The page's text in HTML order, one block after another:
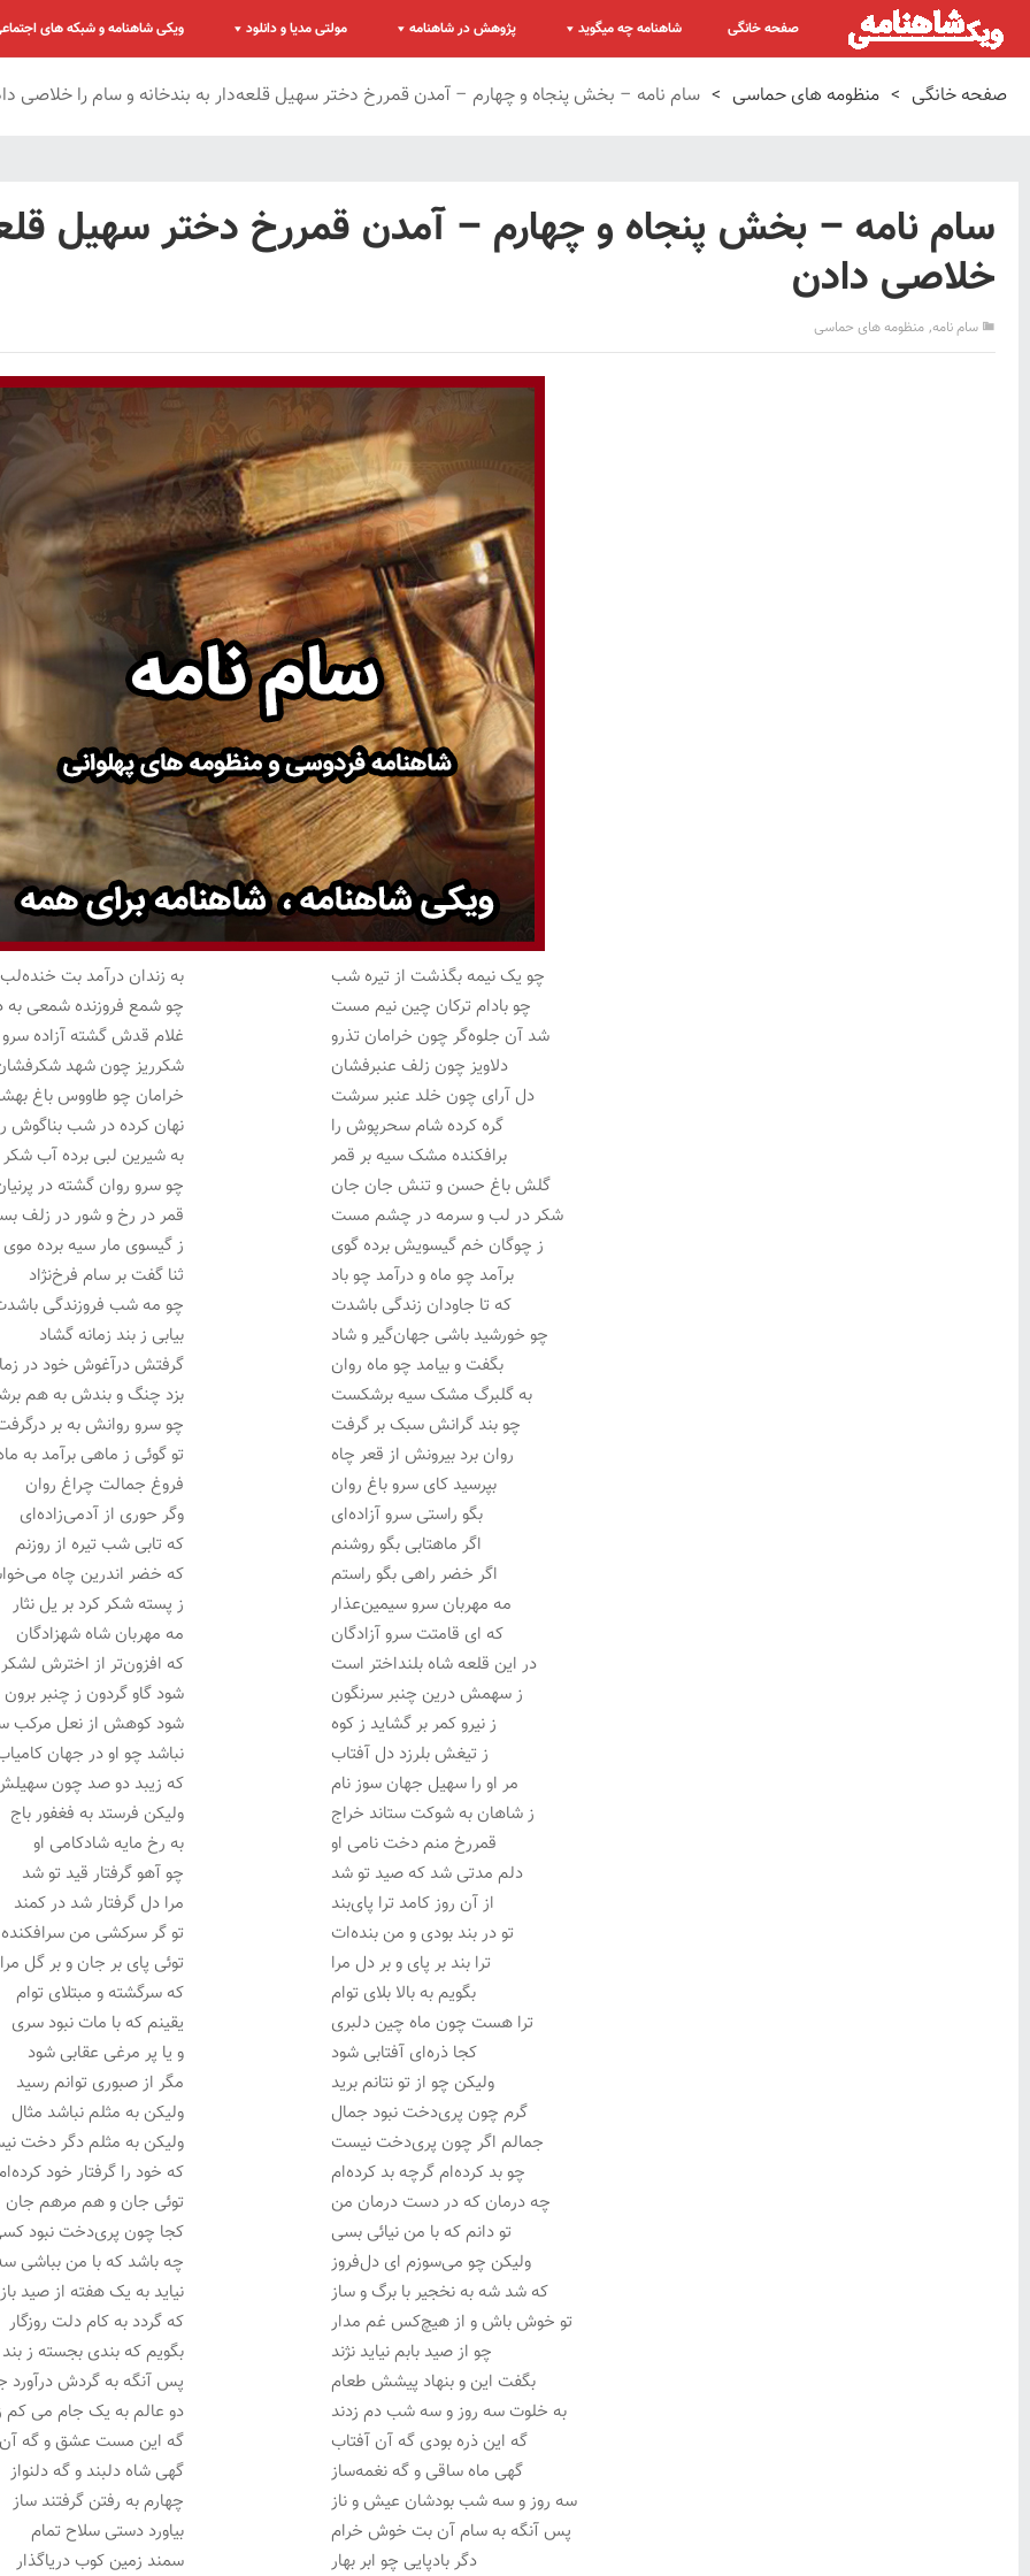
صفحه خانگی شاهنامه چه میگوید پژوهش در شاهنامه مولتی مدیا و دانلود ویکی شاهنامه و شبکه های
صفحه خانگی > منظومه های حماسی > سام نامه – بخش پنجاه و چهارم – آمدن قمررخ دختر سهیل قلعه‌دار به بندخانه و سام را خلاصی
سام نامه – بخش پنجاه و چهارم – آمدن قمررخ دختر سهیل
خلاصی دادن
سام نامه, منظومه های حماسی
چو یک نیمه بگذشت از تیره شب
به زندان درآمد بت خنده‌لب
چو بادام ترکان چین نیم مست
چو شمع فروزنده شمعی
شد آن جلوه‌گر چون خرامان تذرو
غلام قدش گشته آزاده سرو
دلاویز چون زلف عنبرفشان
شکرریز چون شهد
دل آرای چون خلد عنبر سرشت
خرامان چو طاووس باغ
گره کرده شام سحرپوش را
نهان کرده در شب بناگوش
برافکنده مشک سیه بر قمر
به شیرین لبی برده آب شکر
گلش باغ حسن و تنش جان جان
چو سرو روان گشته در
شکر در لب و سرمه در چشم مست
قمر در رخ و شور در زلف
ز چوگان خم گیسویش برده گوی
ز گیسوی مار سیه برده موی
برآمد چو ماه و درآمد چو باد
ثنا گفت بر سام فرخ‌نژاد
که تا جاودان زندگی باشدت
چو مه شب فروزندگی
چو خورشید باشی جهان‌گیر و شاد
بیابی ز بند زمانه گشاد
بگفت و بیامد چو ماه روان
گرفتش درآغوش خود در
به گلبرگ مشک سیه برشکست
بزد چنگ و بندش به هم
چو بند گرانش سبک بر گرفت
چو سرو روانش به بر
روان برد بیرونش از قعر چاه
تو گوئی ز ماهی برآمد به
بپرسید کای سرو باغ روان
فروغ جمالت چراغ روان
بگو راستی سرو آزاده‌ای
وگر حوری از آدمی‌زاده‌ای
اگر ماهتابی بگو روشنم
که تابی شب تیره از روزنم
اگر خضر راهی بگو راستم
که خضر اندرین چاه
مه مهربان سرو سیمین‌عذار
ز پسته شکر کرد بر یل نثار
که ای قامتت سرو آزادگان
مه مهربان شاه شهزادگان
در این قلعه شاه بلنداختر است
که افزون‌تر از اخترش
ز سهمش درین چنبر سرنگون
شود گاو گردون ز چنبر برون
ز نیرو کمر بر گشاید ز کوه
شود کوهش از نعل مرکب
ز تیغش بلرزد دل آفتاب
نباشد چو او در جهان
مر او را سهیل جهان سوز نام
که زیبد دو صد چون
ز شاهان به شوکت ستاند خراج
ولیکن فرستد به فغفور باج
قمررخ منم دخت نامی او
به رخ مایه شادکامی او
دلم مدتی شد که صید تو شد
چو آهو گرفتار قید تو شد
از آن روز کامد ترا پای‌بند
مرا دل گرفتار شد در کمند
تو در بند بودی و من بنده‌ات
تو گر سرکشی من
ترا بند بر پای و بر دل مرا
توئی پای بر جان و بر گل مرا
بگویم به بالا بلای توام
که سرگشته و مبتلای توام
ترا هست چون ماه چین دلبری
یقینم که با مات نبود سری
کجا ذره‌ای آفتابی شود
و یا پر مرغی عقابی شود
ولیکن چو از تو نتانم برید
مگر از صبوری توانم رسید
گرم چون پری‌دخت نبود جمال
ولیکن به مثلم نباشد مثال
جمالم اگر چون پری‌دخت نیست
ولیکن به مثلم دگر دخت
چو بد کرده‌ام گرچه بد کرده‌ام
که خود را گرفتار خود
چه درمان که در دست درمان من
توئی جان و هم مرهم
تو دانم که با من نیائی بسی
کجا چون پری‌دخت نبود
ولیکن چو می‌سوزم ای دل‌فروز
چه باشد که با من بباشی
که شد شه به نخجیر با برگ و ساز
نیاید به یک هفته از صید باز
تو خوش باش و از هیچ‌کس غم مدار
که گردد به کام دلت روزگار
چو از صید بابم نیاید نژند
بگویم که بندی بجسته ز بند
بگفت این و بنهاد پیشش طعام
پس آنگه به گردش درآورد
به خلوت سه روز و سه شب دم زدند
دو عالم به یک جام می‌ کم
گه این ذره بودی گه آن آفتاب
گه این مست عشق و گه
گهی ماه ساقی و گه نغمه‌ساز
گهی شاه دلبند و گه دلنواز
سه روز و سه شب بودشان عیش و ناز
چهارم به رفتن گرفتند ساز
پس آنگه به سام آن بت خوش خرام
بیاورد دستی سلاح تمام
دگر بادپایی چو ابر بهار
سمند زمین کوب دریاگذار